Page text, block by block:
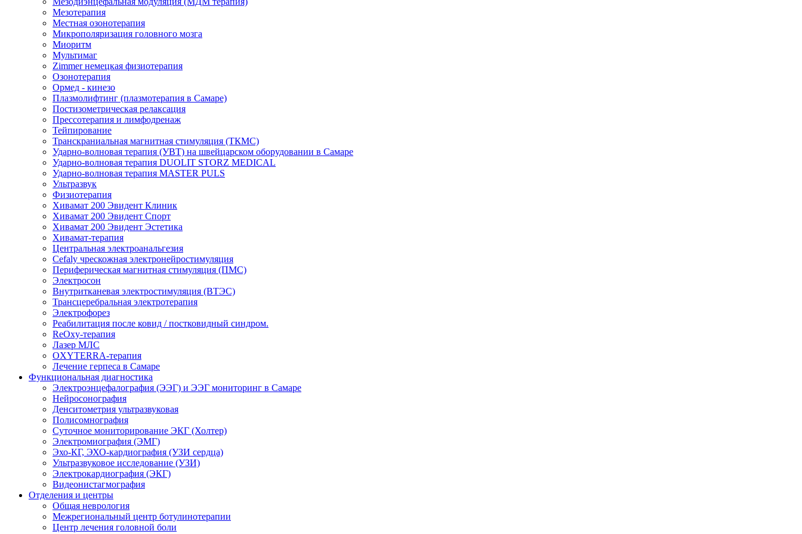
Мезотерапия
Местная озонотерапия
Микрополяризация головного мозга
Миоритм
Мультимаг
Zimmer немецкая физиотерапия
Озонотерапия
Ормед - кинезо
Плазмолифтинг (плазмотерапия в Самаре)
Постизометрическая релаксация
Прессотерапия и лимфодренаж
Тейпирование
Транскраниальная магнитная стимуляция (ТКМС)
Ударно-волновая терапия (УВТ) на швейцарском оборудовании в Самаре
Ударно-волновая терапия DUOLIT STORZ MEDICAL
Ударно-волновая терапия MASTER PULS
Ультразвук
Физиотерапия
Хивамат 200 Эвидент Клиник
Хивамат 200 Эвидент Спорт
Хивамат 200 Эвидент Эстетика
Хивамат-терапия
Центральная электроанальгезия
Cefaly чреcкожная электронейростимуляция
Периферическая магнитная стимуляция (ПМС)
Электросон
Внутритканевая электростимуляция (ВТЭС)
Трансцеребральная электротерапия
Электрофорез
Реабилитация после ковид / постковидный синдром.
ReOxy-терапия
Лазер МЛС
OXYTERRA-терапия
Лечение герпеса в Самаре
Функциональная диагностика
Электроэнцефалография (ЭЭГ) и ЭЭГ мониторинг в Самаре
Нейросонография
Денситометрия ультразвуковая
Полисомнография
Суточное мониторирование ЭКГ (Холтер)
Электромиография (ЭМГ)
Эхо-КГ, ЭХО-кардиография (УЗИ сердца)
Ультразвуковое исследование (УЗИ)
Электрокардиография (ЭКГ)
Видеонистагмография
Отделения и центры
Общая неврология
Межрегиональный центр ботулинотерапии
Центр лечения головной боли